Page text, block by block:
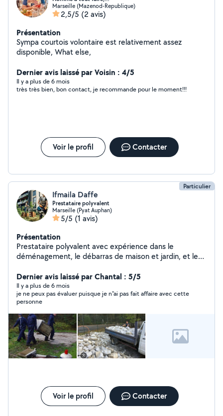
Marseille (Mazenod-Republique)
2,5/5 (2 avis)
Présentation
Sympa courtois volontaire est relativement assez
disponible, What else,
Dernier avis laissé par Voisin : 4/5
Il y a plus de 6 mois
très très bien, bon contact, je recommande pour le moment!!!
Voir le profil Contacter
Particulier
Ifmaila Daffe
Prestataire polyvalent
Marseille (Pyat Auphan)
5/5 (1 avis)
Présentation
Prestataire polyvalent avec expérience dans le
déménagement, le débarras de maison et jardin, et le
efficace, je propose des interventions rapides et
soignées pour particuliers et professionnels. Habitué
aux travaux physiques, je sais m'adapter aux besoins de
chaque client tout en respectant les règles de sécurité.
Dernier avis laissé par Chantal : 5/5
Il y a plus de 6 mois
je ne peux pas évaluer puisque je n"ai pas fait affaire avec cette
personne
Voir le profil Contacter